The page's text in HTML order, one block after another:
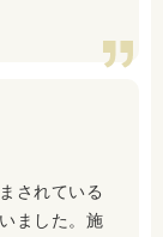
されている
ました。施